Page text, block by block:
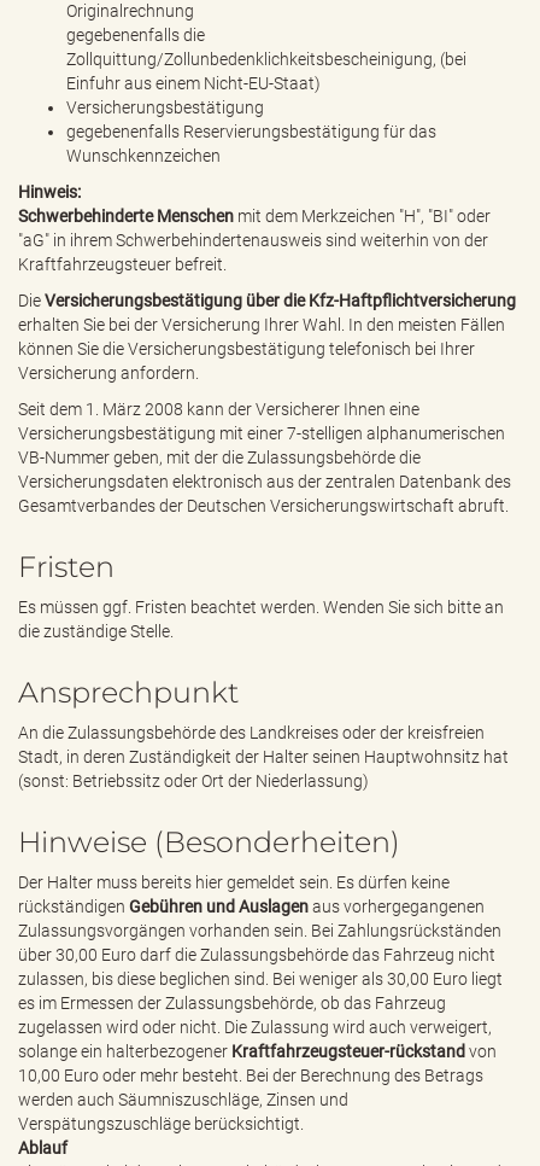
Originalrechnung
gegebenenfalls die
Zollquittung/Zollunbedenklichkeitsbescheinigung, (bei
Einfuhr aus einem Nicht-EU-Staat)
Versicherungsbestätigung
gegebenenfalls Reservierungsbestätigung für das
Wunschkennzeichen
Hinweis:
Schwerbehinderte Menschen mit dem Merkzeichen "H", "BI" oder
"aG" in ihrem Schwerbehindertenausweis sind weiterhin von der
Kraftfahrzeugsteuer befreit.
DieVersicherungsbestätigung über die Kfz-Haftpflichtversicherung
erhalten Sie bei der Versicherung Ihrer Wahl. In den meisten Fällen
können Sie die Versicherungsbestätigung telefonisch bei Ihrer
Versicherung anfordern.
Seit dem 1. März 2008 kann der Versicherer Ihnen eine
Versicherungsbestätigung mit einer 7-stelligen alphanumerischen
VB-Nummer geben, mit der die Zulassungsbehörde die
Versicherungsdaten elektronisch aus der zentralen Datenbank des
Gesamtverbandes der Deutschen Versicherungswirtschaft abruft.
Fristen
Es müssen ggf. Fristen beachtet werden. Wenden Sie sich bitte an
die zuständige Stelle.
Ansprechpunkt
An die Zulassungsbehörde des Landkreises oder der kreisfreien
Stadt, in deren Zuständigkeit der Halter seinen Hauptwohnsitz hat
(sonst: Betriebssitz oder Ort der Niederlassung)
Hinweise (Besonderheiten)
Der Halter muss bereits hier gemeldet sein. Es dürfen keine
rückständigen Gebühren und Auslagenaus vorhergegangenen
Zulassungsvorgängen vorhanden sein. Bei Zahlungsrückständen
über 30,00 Euro darf die Zulassungsbehörde das Fahrzeug nicht
zulassen, bis diese beglichen sind. Bei weniger als 30,00 Euro liegt
es im Ermessen der Zulassungsbehörde, ob das Fahrzeug
zugelassen wird oder nicht. Die Zulassung wird auch verweigert,
solange ein halterbezogener Kraftfahrzeugsteuer-rückstand von
10,00 Euro oder mehr besteht. Bei der Berechnung des Betrags
werden auch Säumniszuschläge, Zinsen und
Verspätungszuschläge berücksichtigt.
Ablauf